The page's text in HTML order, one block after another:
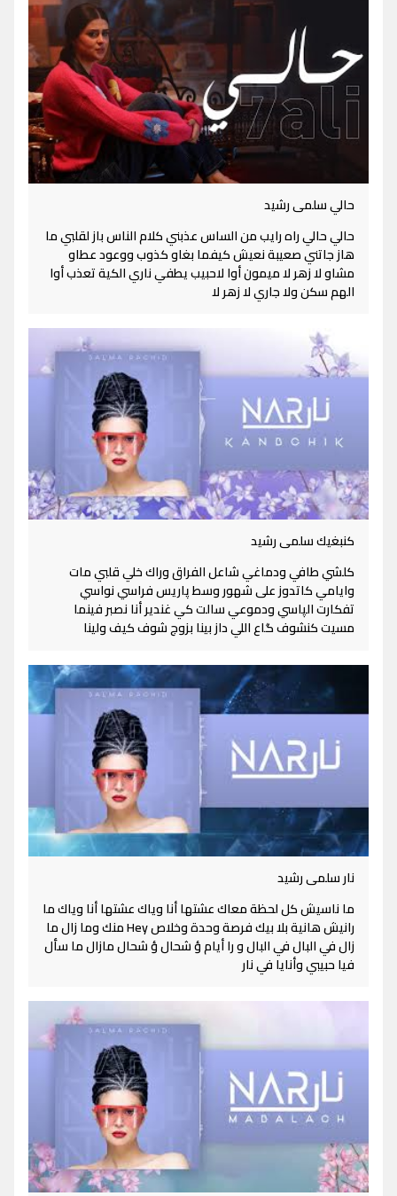
حالي سلمى رشيد
حالي حالي راه رايب من الساس عذبني كلام الناس باز لقلبي ما
هاز جاتني صعيبة نعيش كيفما بغاو كذوب ووعود عطاو
مشاو لا زهر لا ميمون أوا لاحبيب يطفي ناري الكية تعذب أوا
الهم سكن ولا جاري لا زهر لا
كنبغيك سلمى رشيد
كلشي طافي ودماغي شاعل الفراق وراك خلي قلبي مات
وايامي كاتدوز على شهور وسط پاريس فراسي نواسي
تفكارت الپاسي ودموعي سالت كي غندير أنا نصبر فينما
مسيت كنشوف گاع اللي داز بينا بزوج شوف كيف ولينا
نار سلمى رشيد
ما ناسيش كل لحظة معاك عشتها أنا وياك عشتها أنا وياك ما
رانيش هانية بلا بيك فرصة وحدة وخلاص Hey منك وما زال ما
زال في البال في البال و را أيام ؤ شحال ؤ شحال مازال ما سأل
فيا حبيبي وأنايا في نار